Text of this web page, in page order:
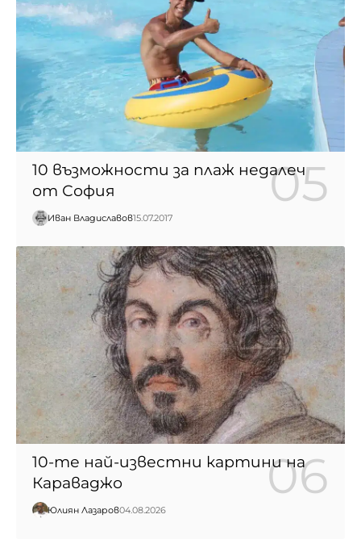
10 възможности за плаж недалеч
от София
Иван Владиславов15.07.2017
10-те най-известни картини на
Караваджо
Юлиян Лазаров04.08.2026